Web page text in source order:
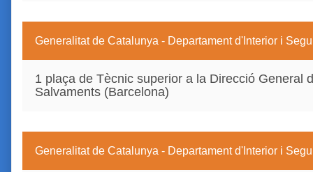
Generalitat de Catalunya - Departament d'Interior i
1 plaça de Tècnic superior a la Direcció General
Salvaments (Barcelona)
Generalitat de Catalunya - Departament d'Interior i